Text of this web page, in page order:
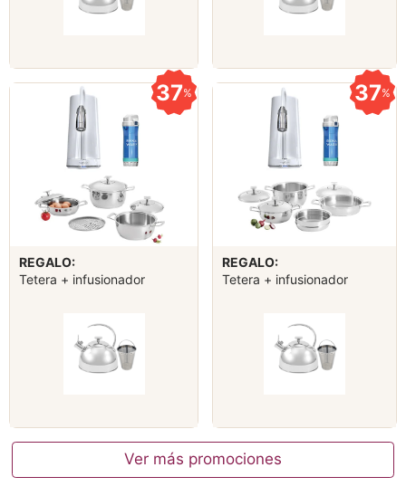
37%
REGALO:
Tetera + infusionador
37%
REGALO:
Tetera + infusionador
Ver más promociones